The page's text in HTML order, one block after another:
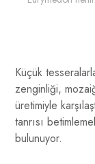
Küçük
zenginliği,
üretimiyle
tanrısı
bulunuyor.